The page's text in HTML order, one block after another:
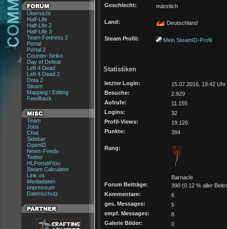
Übersicht
Half-Life
Half-Life 2
Half-Life 3
Team Fortress 2
Portal
Portal 2
Counter-Strike
Day of Defeat
Left 4 Dead
Left 4 Dead 2
Dota 2
Steam
Mapping / Editing
Feedback
Team
Jobs
Chat
Sidebar
OpenID
News-Feeds
Twitter
HLPortal4You
Steam Calculator
Link us
Mediadaten
Impressum
Datenschutz
Geschlecht:
männlich
Land: Deutschland
Steam Profil: Mein SteamID-Profil
Statistiken
letzter Login:
15.07.2016, 19:42 Uhr
Besuche:
2.929
Aufrufe:
11.155
Logins:
32
Profil-Views:
19.126
Punkte:
384
Rang:
Barnacle
Forum Beiträge:
390 (0.12 % aller
Kommentare:
6
ges. Messages:
5
empf. Messages:
8
Galerie Bilder:
0